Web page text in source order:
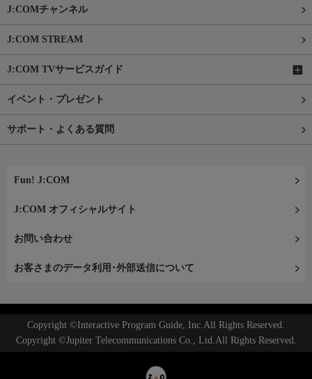
J:COMチャンネル
J:COM STREAM
J:COM TVサービスガイド
イベント・プレゼント
サポート・よくある質問
Fun! J:COM
J:COM オフィシャルサイト
お問い合わせ
お客さまのデータ利用･外部送信について
Copyright ©Interactive Program Guide, Inc.All Rights Reserved.
Copyright ©Jupiter Telecommunications Co., Ltd.All Rights Reserved.